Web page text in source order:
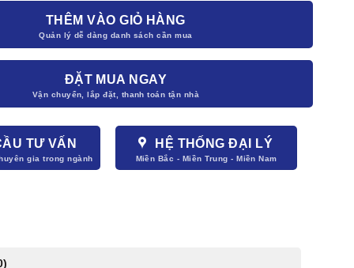
THÊM VÀO GIỎ HÀNG
ĐẶT MUA NGAY
TƯ VẤN HỆ THỐNG ĐẠI LÝ